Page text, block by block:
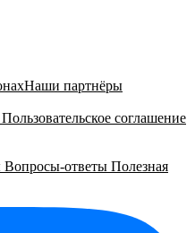
Наши партнёры
Пользовательское соглашение
Вопросы-ответы Полезная